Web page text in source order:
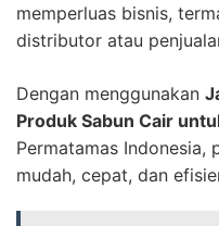
memperluas bisnis,
distributor atau
Dengan menggunakan
Produk Sabun Cair
Permatamas Indonesia,
mudah, cepat, dan